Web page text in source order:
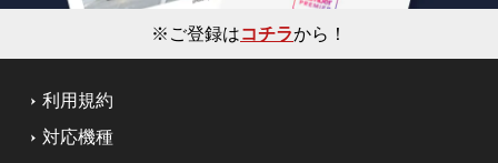
※ご登録はコチラから！
利用規約
対応機種